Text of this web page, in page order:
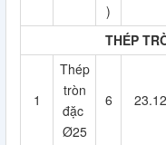
)
THÉP
1
Thép
tròn
đặc
Ø25
6 23.12